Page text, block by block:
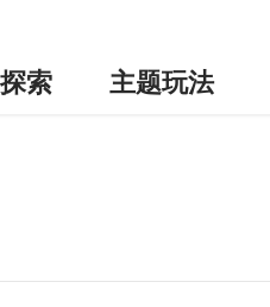
索 主题玩法